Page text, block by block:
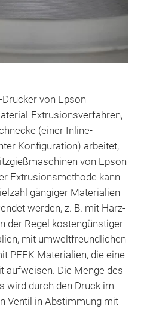
von Epson
Extrusionsverfahren,
(einer Inline-
Konfiguration) arbeitet,
von Epson
Extrusionsmethode kann
gängiger Materialien
werden, z. B. mit Harz-
der Regel kostengünstiger
mit umweltfreundlichen
PEEK-Materialien, die eine
aufweisen. Die Menge des
wird durch den Druck im
Ventil in Abstimmung mit